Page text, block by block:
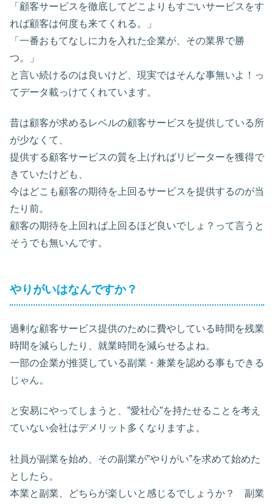
「顧客サービスを徹底してどこよりもすごいサービスをす
れば顧客は何度も来てくれる。」
「一番おもてなしに力を入れた企業が、その業界で勝
つ。」
と言い続けるのは良いけど、現実ではそんな事無いよ！っ
てデータ載っけてくれています。
昔は顧客が求めるレベルの顧客サービスを提供している所
が少なくて、
提供する顧客サービスの質を上げればリピーターを獲得で
きていたけども、
今はどこも顧客の期待を上回るサービスを提供するのが当
たり前。
顧客の期待を上回れば上回るほど良いでしょ？って言うと
そうでも無いんです。
やりがいはなんですか？
過剰な顧客サービス提供のために費やしている時間を残業
時間を減らしたり、就業時間を減らせるよね。
一部の企業が推奨している副業・兼業を認める事もできる
じゃん。
と安易にやってしまうと、”愛社心”を持たせることを考え
ていない会社はデメリット多くなりますよ。
社員が副業を始め、その副業が”やりがい”を求めて始めた
としたら。
本業と副業、どちらが楽しいと感じるでしょうか？ 副業